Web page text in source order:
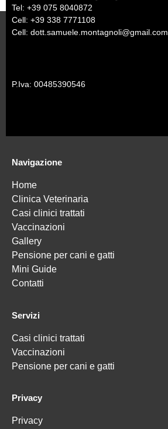
Tel: +39 075 8040872
Cell: +39 338 7771108
Cell: dott.samuele.montagnoli@gmail.com
P.Iva: 00485390546
Navigazione
Home
Clinica Veterinaria
Casi clinici trattati
Vaccinazioni
Gallery
Pensione per cani e gatti
Mini Guide
Contatti
Servizi
Casi clinici trattati
Vaccinazioni
Pensione per cani e gatti
Privacy
Privacy